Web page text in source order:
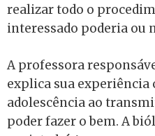
realizar todo o
interessado poderia ou
A professora
explica sua experiência
adolescência ao
poder fazer o bem. A